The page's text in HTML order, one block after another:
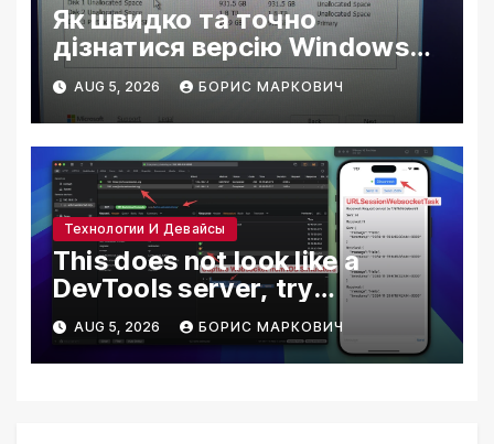
Як швидко та точно
дізнатися версію Windows
на комп’ютері
AUG 5, 2026 БОРИС МАРКОВИЧ
Технологии И Девайсы
This does not look like a
DevTools server, try
connecting via ws://
AUG 5, 2026 БОРИС МАРКОВИЧ